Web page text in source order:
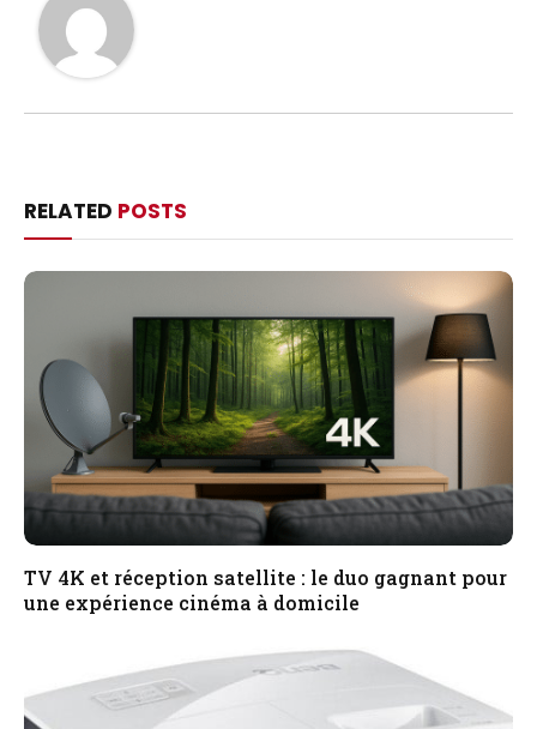
RELATED POSTS
TV 4K et réception satellite : le duo gagnant pour
une expérience cinéma à domicile